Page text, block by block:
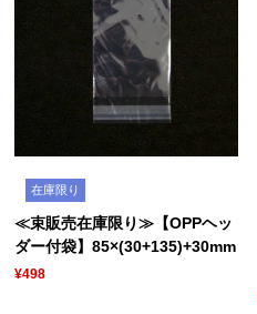
在庫限り
≪束販売在庫限り≫【OPPヘッ
ダー付袋】85×(30+135)+30mm
¥498